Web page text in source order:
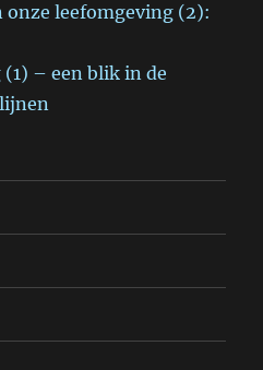
onze leefomgeving (2):
– een blik in de